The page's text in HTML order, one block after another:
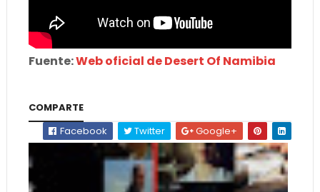
Fuente:Web oficial de Desert Of Namibia
COMPARTE
Facebook
Twitter Google+